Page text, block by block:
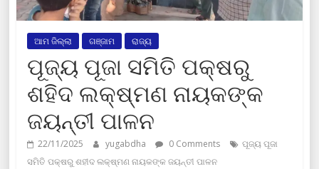
ଆମ ଜିଲ୍ଲା ଗଞ୍ଜାମ ରାଜ୍ୟ
ପୂଜ୍ୟ ପୂଜା ସମିତି ପକ୍ଷରୁ
ଶହିଦ ଲକ୍ଷ୍ମଣ ନାୟକଙ୍କ
ଜୟନ୍ତୀ ପାଳନ
22/11/2025 yugabdha 0 Comments
ପୂଜ୍ୟ ପୂଜା
ସମିତି ପକ୍ଷରୁ ଶହୀଦ ଲକ୍ଷ୍ମଣ ନାୟକଙ୍କ ଜୟନ୍ତୀ ପାଳନ